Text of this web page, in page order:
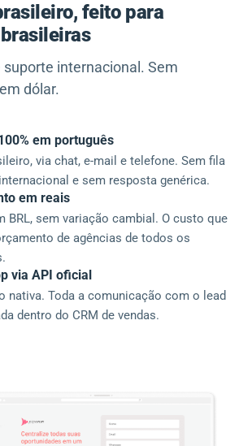
feito para
internacional. Sem
dólar.
em português
via chat, e-mail e telefone. Sem fila
e sem resposta genérica.
em reais
BRL, sem variação cambial. O custo que
de agências de todos os
via API oficial
nativa. Toda a comunicação com o lead
dentro do CRM de vendas.